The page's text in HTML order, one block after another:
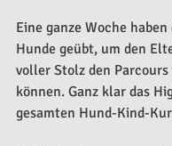
Eine ganze Woche
Hunde geübt, um den
voller Stolz den
können. Ganz klar das
gesamten Hund-Kind-